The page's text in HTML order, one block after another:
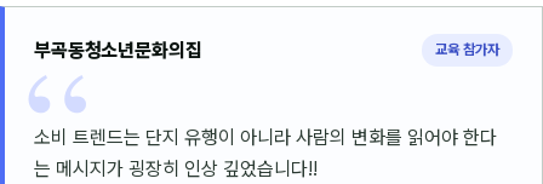
일정
지식
용어사전
부곡동청소년문화의집 교육 참가자
소비 트렌드는 단지 유행이 아니라 사람의 변화를 읽어야 한다
는 메시지가 굉장히 인상 깊었습니다!!